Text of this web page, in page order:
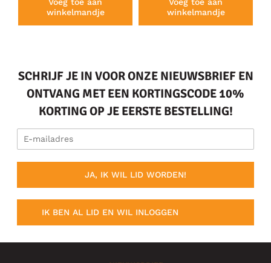
winkelmandje
winkelmandje
SCHRIJF JE IN VOOR ONZE NIEUWSBRIEF EN
ONTVANG MET EEN KORTINGSCODE 10%
KORTING OP JE EERSTE BESTELLING!
JA, IK WIL LID WORDEN!
IK BEN AL LID EN WIL INLOGGEN